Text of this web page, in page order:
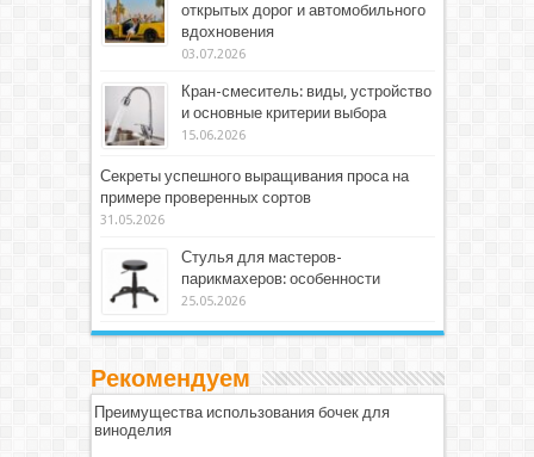
открытых дорог и автомобильного
вдохновения
03.07.2026
Кран-смеситель: виды, устройство
и основные критерии выбора
15.06.2026
Секреты успешного выращивания проса на
примере проверенных сортов
31.05.2026
Стулья для мастеров-
парикмахеров: особенности
25.05.2026
Рекомендуем
Преимущества использования бочек для
виноделия